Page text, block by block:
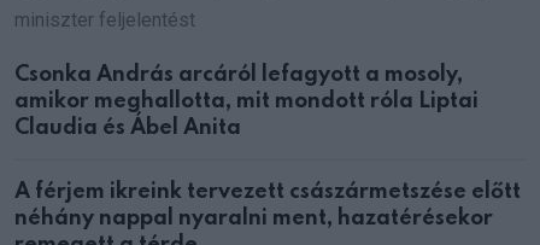
miniszter feljelentést
Csonka András arcáról lefagyott a mosoly,
amikor meghallotta, mit mondott róla Liptai
Claudia és Ábel Anita
A férjem ikreink tervezett császármetszése előtt
néhány nappal nyaralni ment, hazatérésekor